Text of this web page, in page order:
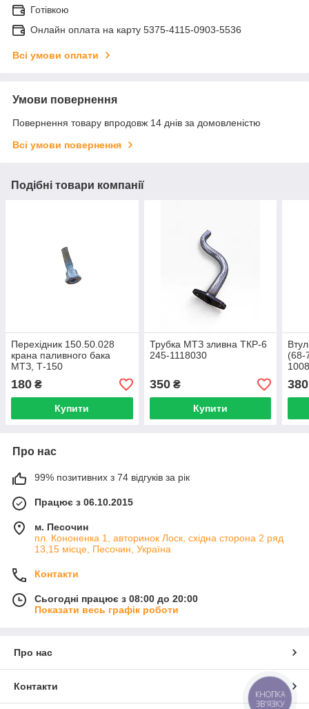
Готівкою
Онлайн оплата на карту 5375-4115-0903-5536
Всі умови оплати
Умови повернення
Повернення товару впродовж 14 днів за домовленістю
Всі умови повернення
Подібні товари компанії
Перехідник 150.50.028
крана паливного бака
МТЗ, Т-150
180 ₴
Купити
Трубка МТЗ зливна ТКР-6
245-1118030
350₴
Купити
(68-
380
Про нас
99% позитивних з 74 відгуків за рік
Працює з 06.10.2015
м. Песочин
пл. Кононенка 1, авторинок Лоск, східна сторона 2 ряд
13,15 місце, Песочин, Україна
Контакти
Сьогодні працює з 08:00 до 20:00
Показати весь графік роботи
Про нас
Контакти
КНОПКА
ЗВ'ЯЗКУ